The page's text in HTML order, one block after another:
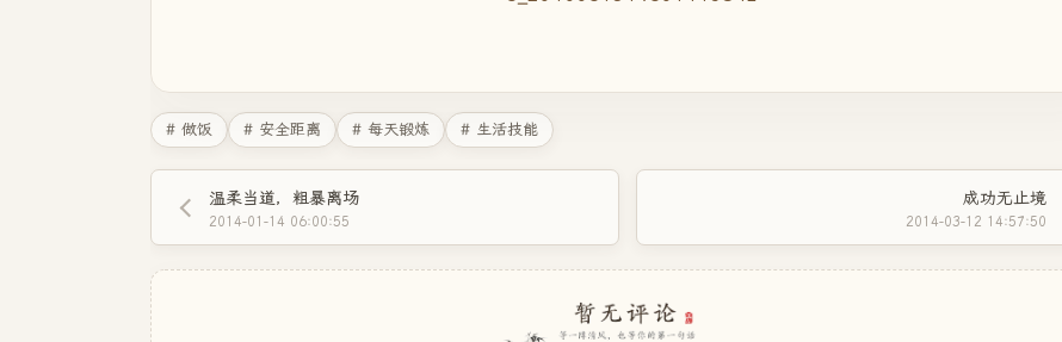
# 做饭 # 安全距离 # 每天锻炼 # 生活技能
温柔当道，粗暴离场
2014-01-14 06:00:55
成功无止境
2014-03-12 14:57:50